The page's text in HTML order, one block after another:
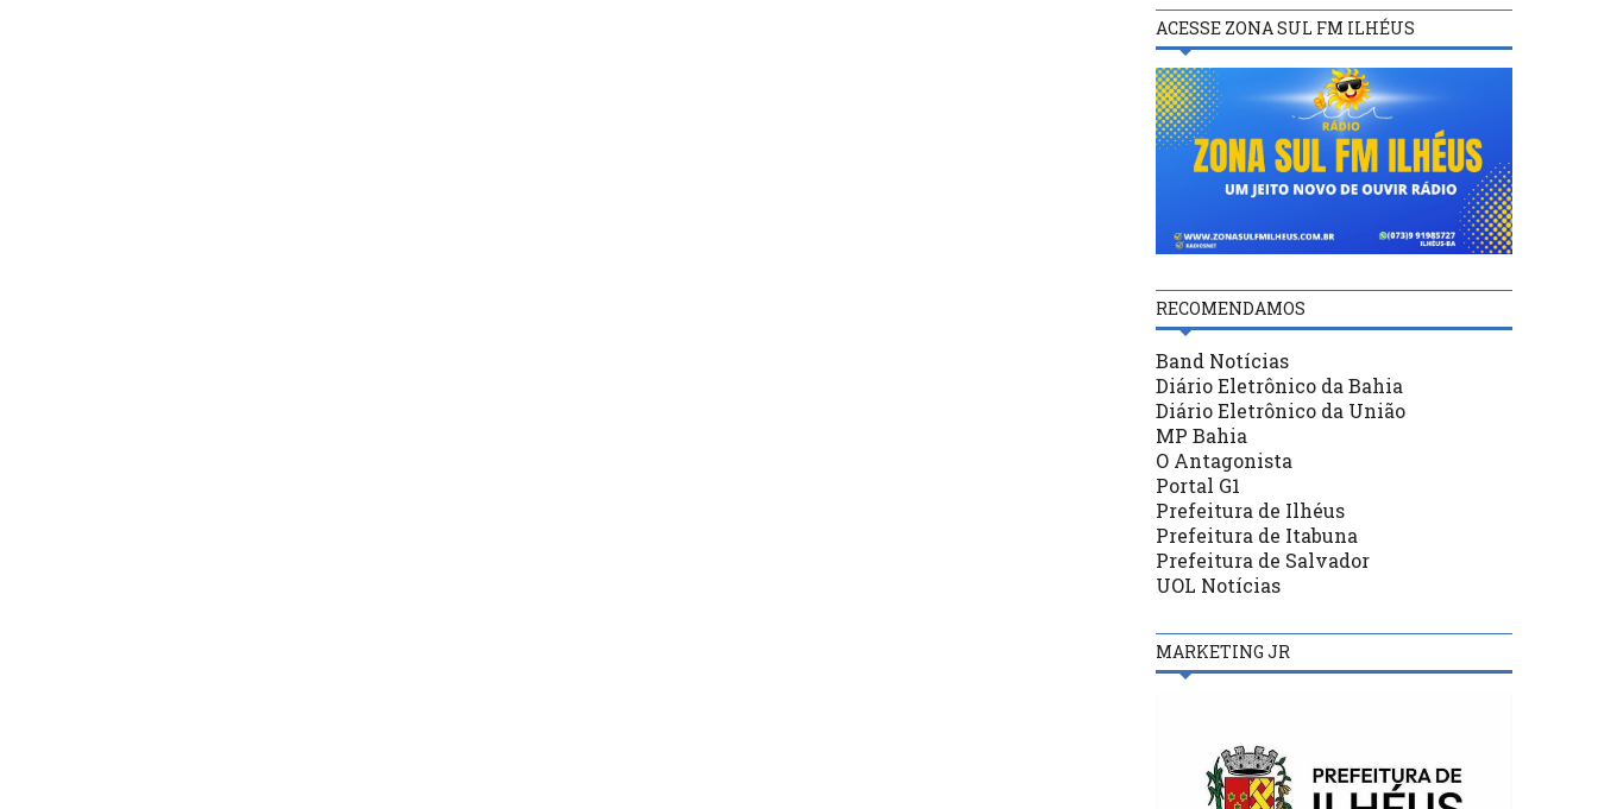
ACESSE ZONA SUL FM ILHÉUS
RECOMENDAMOS
Band Notícias
Diário Eletrônico da Bahia
Diário Eletrônico da União
MP Bahia
O Antagonista
Portal G1
Prefeitura de Ilhéus
Prefeitura de Itabuna
Prefeitura de Salvador
UOL Notícias
MARKETING JR